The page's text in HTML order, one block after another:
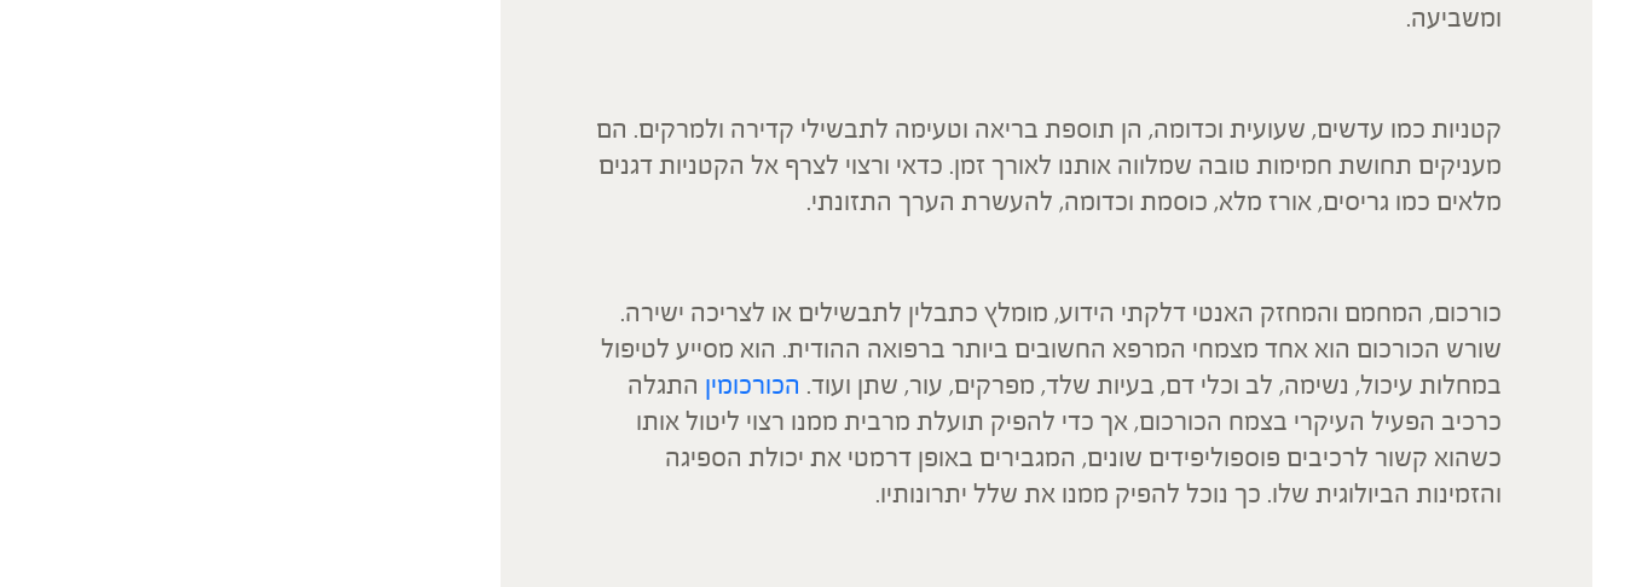
ומשביעה.
קטניות כמו עדשים, שעועית וכדומה, הן תוספת בריאה וטעימה לתבשילי קדירה ולמרקים. הם
מעניקים תחושת חמימות טובה שמלווה אותנו לאורך זמן. כדאי ורצוי לצרף אל הקטניות דגנים
מלאים כמו גריסים, אורז מלא, כוסמת וכדומה, להעשרת הערך התזונתי.
כורכום, המחמם והמחזק האנטי דלקתי הידוע, מומלץ כתבלין לתבשילים או לצריכה ישירה.
שורש הכורכום הוא אחד מצמחי המרפא החשובים ביותר ברפואה ההודית. הוא מסייע לטיפול
במחלות עיכול, נשימה, לב וכלי דם, בעיות שלד, מפרקים, עור, שתן ועוד. הכורכומין התגלה
כרכיב הפעיל העיקרי בצמח הכורכום, אך כדי להפיק תועלת מרבית ממנו רצוי ליטול אותו
כשהוא קשור לרכיבים פוספוליפידים שונים, המגבירים באופן דרמטי את יכולת הספיגה
והזמינות הביולוגית שלו. כך נוכל להפיק ממנו את שלל יתרונותיו.